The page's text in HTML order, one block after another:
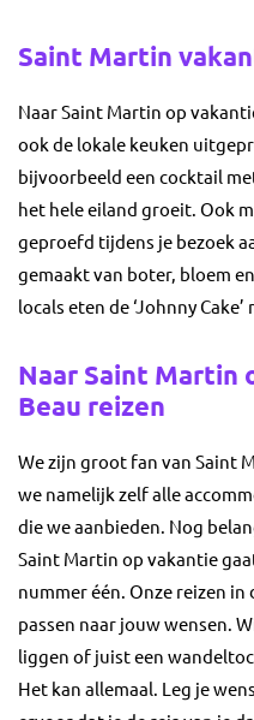
Saint Martin
Naar Saint Martin op
ook de lokale keuken
bijvoorbeeld een cocktail
het hele eiland groeit. Ook
geproefd tijdens je bezoek
gemaakt van boter, bloem
locals eten de ‘Johnny
Naar Saint Martin
Beau reizen
We zijn groot fan van Saint
we namelijk zelf alle
die we aanbieden. Nog
Saint Martin op vakantie
nummer één. Onze reizen
passen naar jouw wensen.
liggen of juist een
Het kan allemaal. Leg je